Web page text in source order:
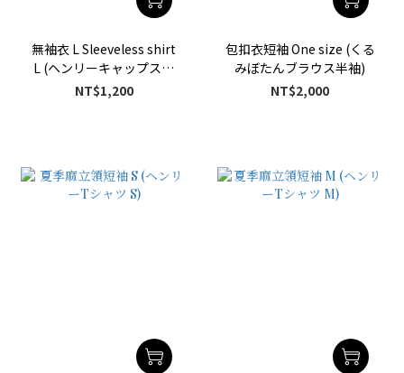
無袖衣 L Sleeveless shirt
L (ヘンリーキャップスリ
ーブ )
NT$1,200
包扣衣短袖 One size (くる
みぼたんブラウス半袖)
NT$2,000